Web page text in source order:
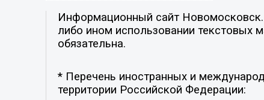
Информационный сайт Новомосковск.
либо ином использовании текстовых
обязательна.
* Перечень иностранных и
территории Российской Федерации: